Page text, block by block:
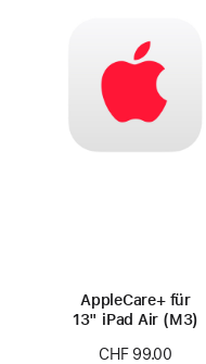
AppleCare+ für
13" iPad Air (M3)
CHF 99.00